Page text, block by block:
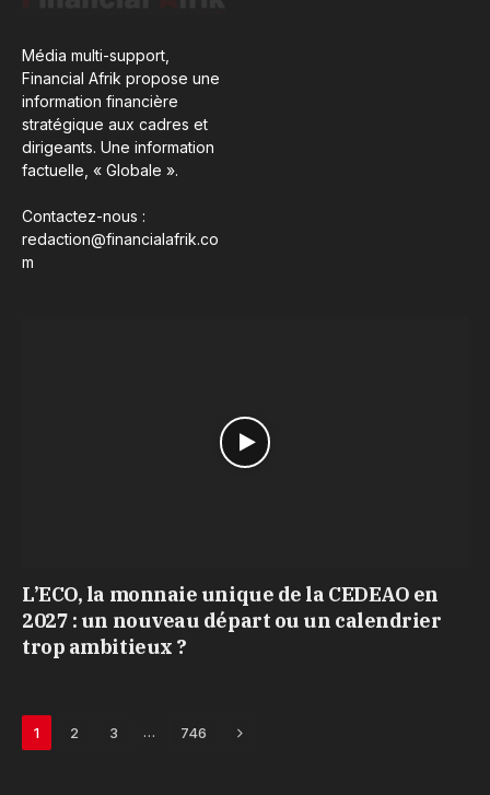
Média multi-support,
Financial Afrik propose une
information financière
stratégique aux cadres et
dirigeants. Une information
factuelle, « Globale ».
Contactez-nous :
redaction@financialafrik.co
m
L’ECO, la monnaie unique de la CEDEAO en
2027 : un nouveau départ ou un calendrier
trop ambitieux ?
1 2 3 … 746 Next